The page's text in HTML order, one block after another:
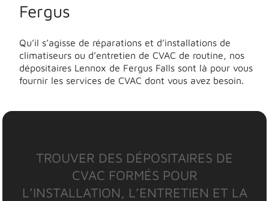
Fergus
Qu’il s’agisse de réparations et d’installations de
climatiseurs ou d’entretien de CVAC de routine, nos
dépositaires Lennox de Fergus Falls sont là pour vous
fournir les services de CVAC dont vous avez besoin.
TROUVER DES DÉPOSITAIRES DE
CVAC FORMÉS POUR
L’INSTALLATION, L’ENTRETIEN ET LA